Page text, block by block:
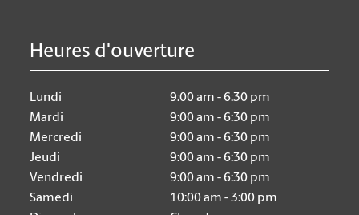
Heures d'ouverture
Lundi
9:00 am - 6:30 pm
Mardi
9:00 am - 6:30 pm
Mercredi
9:00 am - 6:30 pm
Jeudi
9:00 am - 6:30 pm
Vendredi
9:00 am - 6:30 pm
Samedi
10:00 am - 3:00 pm